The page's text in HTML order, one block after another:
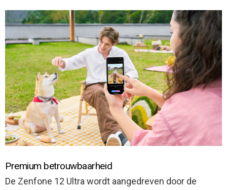
Premium betrouwbaarheid
De Zenfone 12 Ultra wordt aangedreven door de